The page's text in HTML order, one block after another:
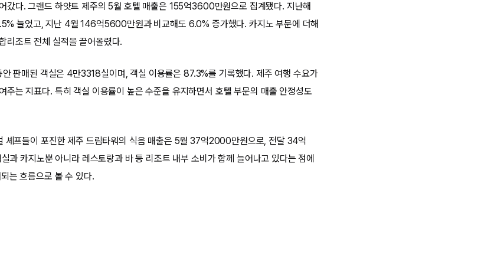
갔다. 그랜드 하얏트 제주의 5월 호텔 매출은 155억3600만원으로 집계됐다. 지난해
늘었고, 지난 4월 146억5600만원과 비교해도 6.0% 증가했다. 카지노 부문에 더해
리조트 전체 실적을 끌어올렸다.
판매된 객실은 4만3318실이며, 객실 이용률은 87.3%를 기록했다. 제주 여행 수요가
주는 지표다. 특히 객실 이용률이 높은 수준을 유지하면서 호텔 부문의 매출 안정성도
셰프들이 포진한 제주 드림타워의 식음 매출은 5월 37억2000만원으로, 전달 34억
카지노뿐 아니라 레스토랑과 바 등 리조트 내부 소비가 함께 늘어나고 있다는 점에
는 흐름으로 볼 수 있다.